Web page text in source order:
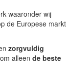
waaronder wij
de Europese markt
zorgvuldig
om alleen de beste